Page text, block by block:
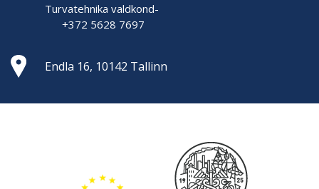
Turvatehnika valdkond-
+372 5628 7697
Endla 16, 10142 Tallinn